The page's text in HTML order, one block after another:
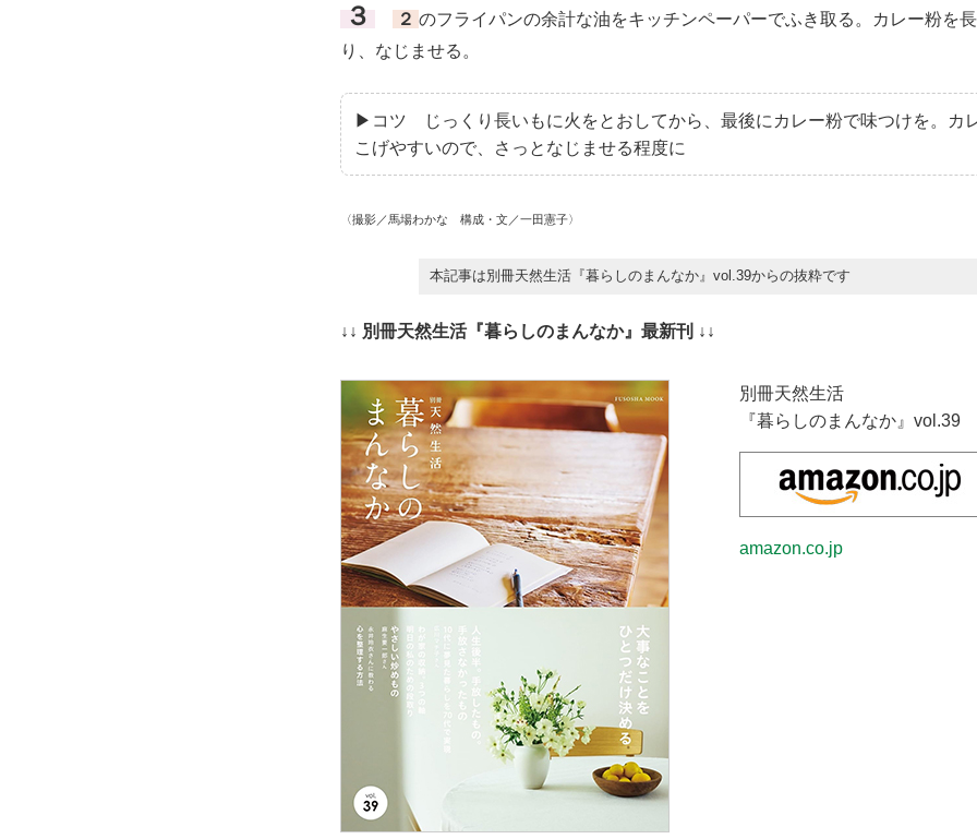
３ ２ のフライパンの余計な油をキッチンペーパーでふき取る。カレー粉を
り、なじませる。
▶コツ じっくり長いもに火をとおしてから、最後にカレー粉で味つけを。カ
こげやすいので、さっとなじませる程度に
〈撮影／馬場わかな 構成・文／一田憲子〉
本記事は別冊天然生活『暮らしのまんなか』 vol.39からの抜粋です
↓↓ 別冊天然生活『暮らしのまんなか』最新刊 ↓↓
別冊天然生活
『暮らしのまんなか』 vol.39
amazon.co.jp